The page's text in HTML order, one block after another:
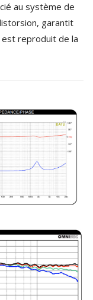
au système de
garantit
reproduit de la